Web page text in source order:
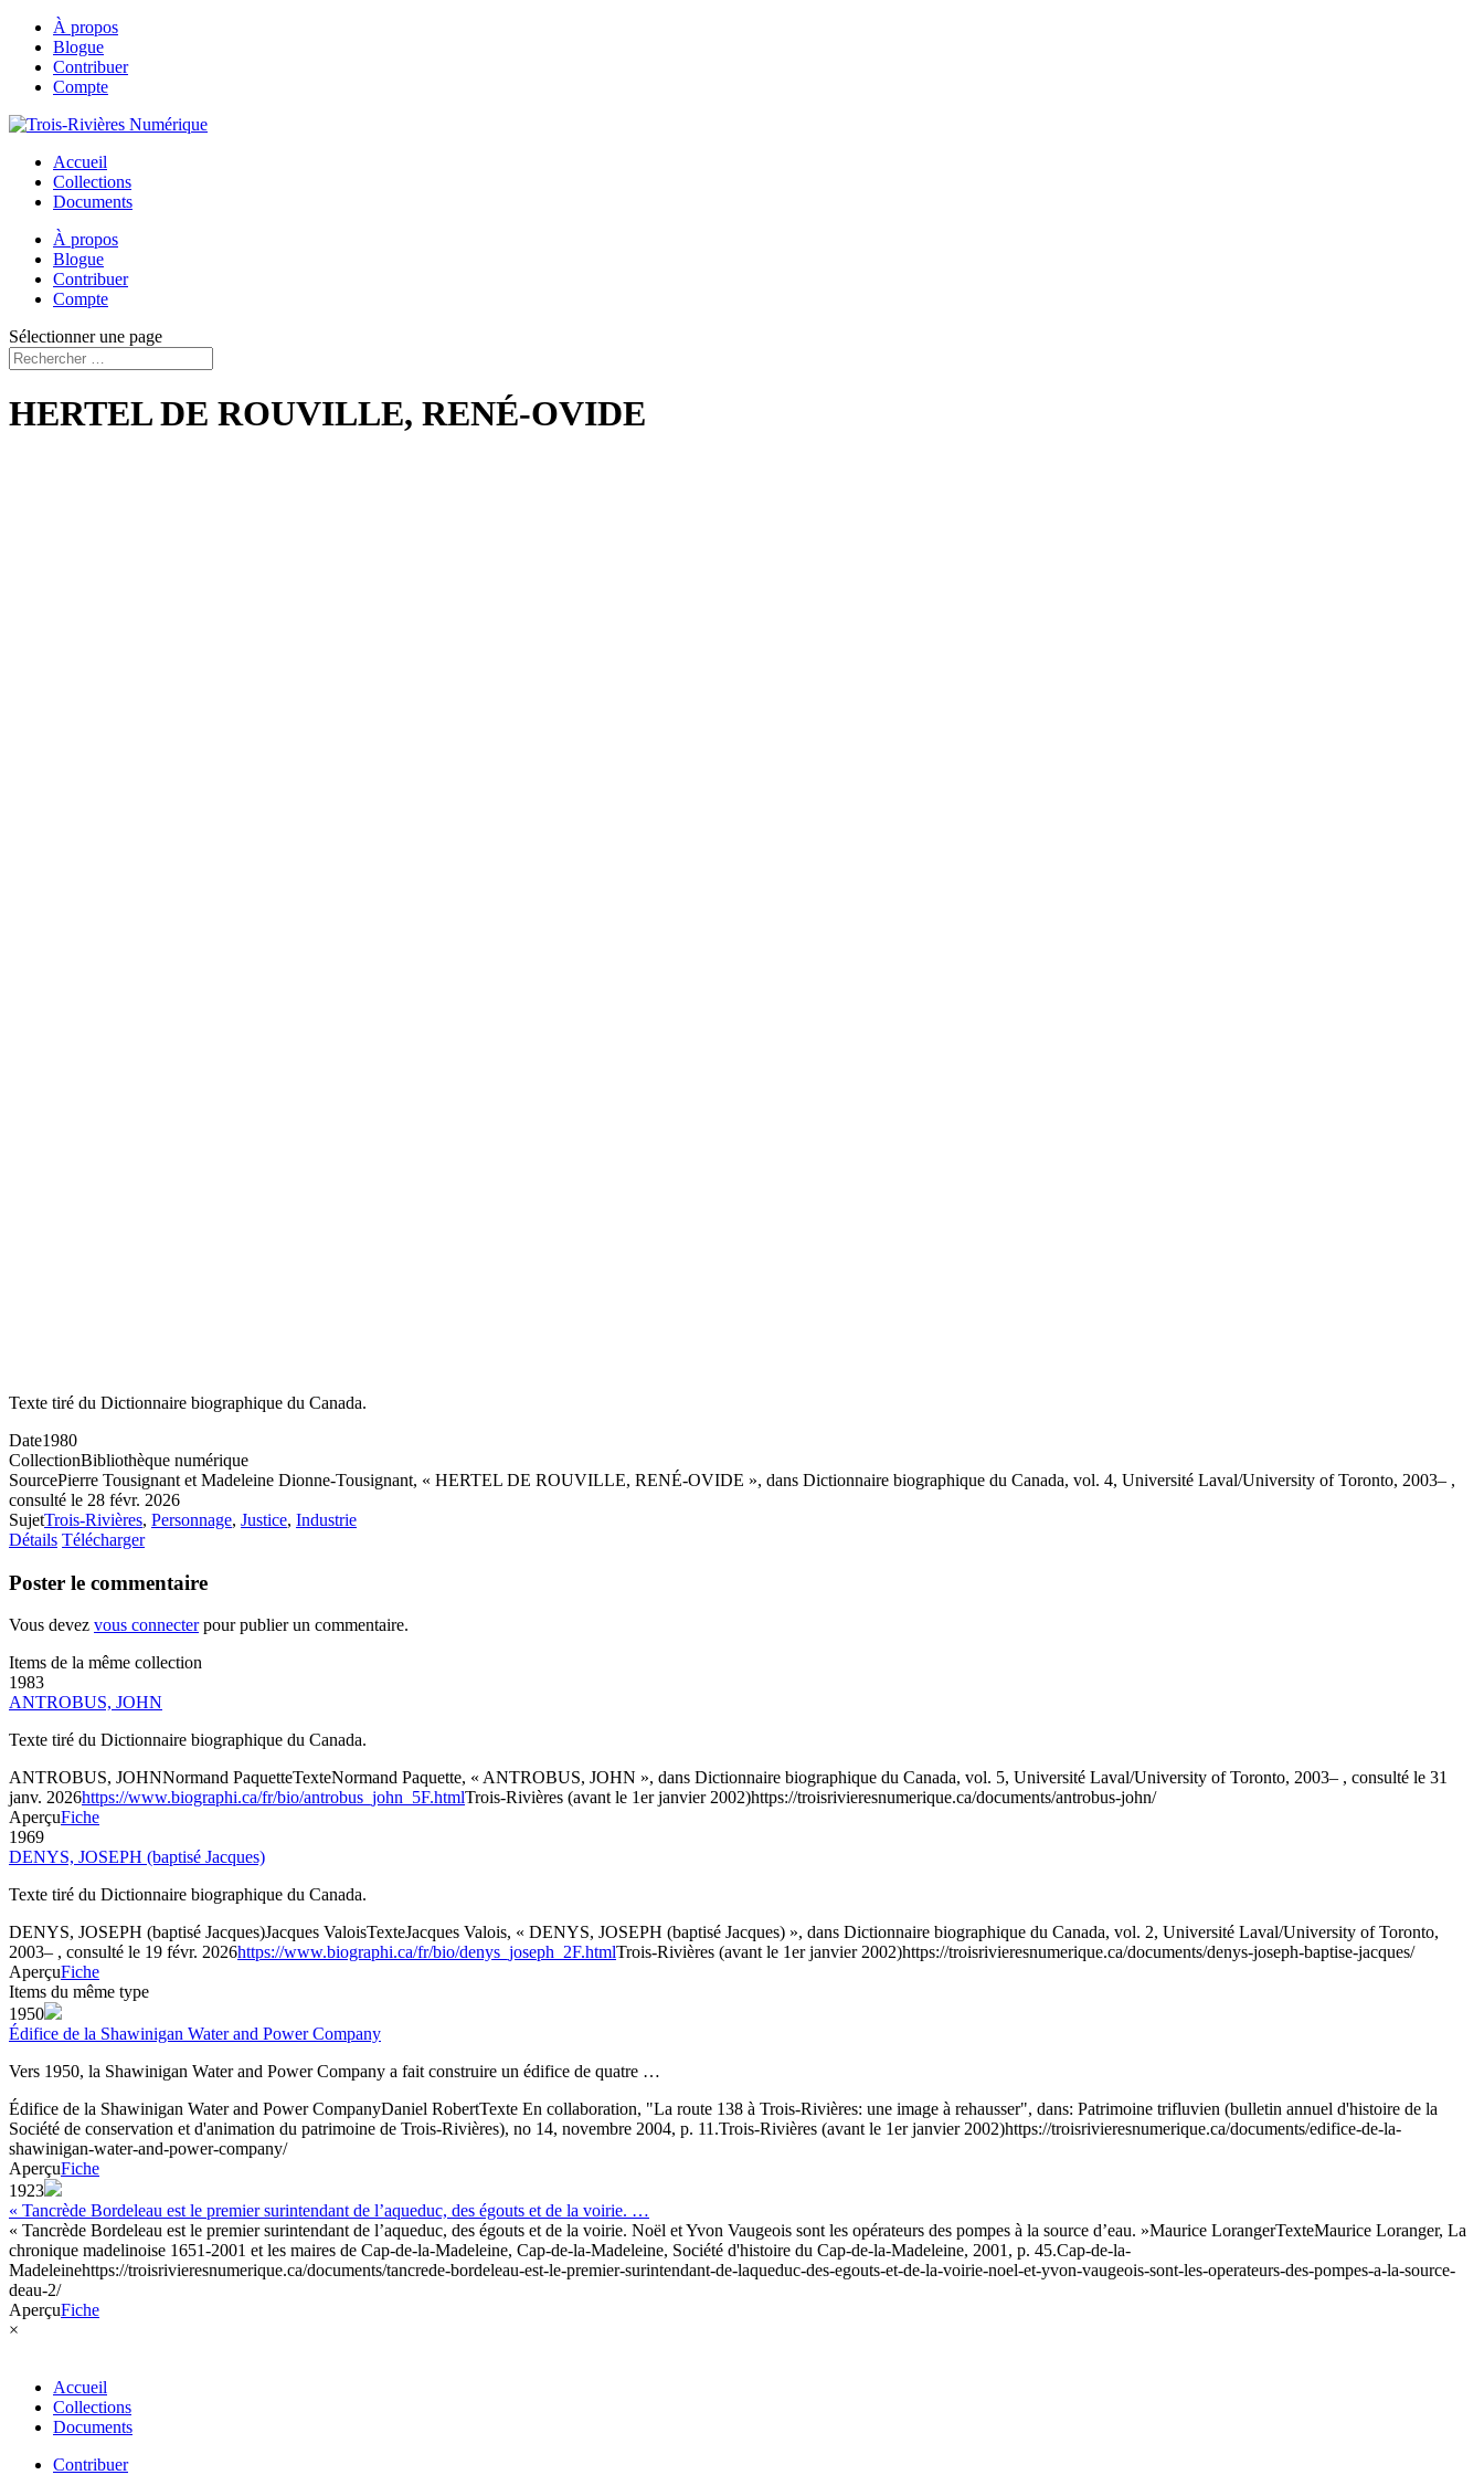
À propos
Blogue
Contribuer
Compte
Accueil
Collections
Documents
À propos
Blogue
Contribuer
Compte
Sélectionner une page
HERTEL DE ROUVILLE, RENÉ-OVIDE
Texte tiré du Dictionnaire biographique du Canada.
Date1980
CollectionBibliothèque numérique
SourcePierre Tousignant et Madeleine Dionne-Tousignant, « HERTEL DE ROUVILLE, RENÉ-OVIDE », dans Dictionnaire biographique du Canada, vol. 4, Université Laval/University of Toronto, 2003– ,
consulté le 28 févr. 2026
SujetTrois-Rivières, Personnage, Justice, Industrie
Détails Télécharger
Poster le commentaire
Vous devez vous connecterpour publier un commentaire.
Items de la même collection
1983
ANTROBUS, JOHN
Texte tiré du Dictionnaire biographique du Canada.
ANTROBUS, JOHNNormand PaquetteTexteNormand Paquette, « ANTROBUS, JOHN », dans Dictionnaire biographique du Canada, vol. 5, Université Laval/University of Toronto, 2003– , consulté le 31
janv. 2026https://www.biographi.ca/fr/bio/antrobus_john_5F.htmlTrois-Rivières (avant le 1er janvier 2002)https://troisrivieresnumerique.ca/documents/antrobus-john/
AperçuFiche
1969
DENYS, JOSEPH (baptisé Jacques)
Texte tiré du Dictionnaire biographique du Canada.
DENYS, JOSEPH (baptisé Jacques)Jacques ValoisTexteJacques Valois, « DENYS, JOSEPH (baptisé Jacques) », dans Dictionnaire biographique du Canada, vol. 2, Université Laval/University of Toronto,
2003– , consulté le 19 févr. 2026https://www.biographi.ca/fr/bio/denys_joseph_2F.htmlTrois-Rivières (avant le 1er janvier 2002)https://troisrivieresnumerique.ca/documents/denys-joseph-baptise-jacques/
AperçuFiche
Items du même type
1950
Édifice de la Shawinigan Water and Power Company
Vers 1950, la Shawinigan Water and Power Company a fait construire un édifice de quatre …
Édifice de la Shawinigan Water and Power CompanyDaniel RobertTexte En collaboration, "La route 138 à Trois-Rivières: une image à rehausser", dans: Patrimoine trifluvien (bulletin annuel d'histoire de la
Société de conservation et d'animation du patrimoine de Trois-Rivières), no 14, novembre 2004, p. 11.Trois-Rivières (avant le 1er janvier 2002)https://troisrivieresnumerique.ca/documents/edifice-de-la-
shawinigan-water-and-power-company/
AperçuFiche
1923
« Tancrède Bordeleau est le premier surintendant de l’aqueduc, des égouts et de la voirie. …
« Tancrède Bordeleau est le premier surintendant de l’aqueduc, des égouts et de la voirie. Noël et Yvon Vaugeois sont les opérateurs des pompes à la source d’eau. »Maurice LorangerTexteMaurice Loranger, La
chronique madelinoise 1651-2001 et les maires de Cap-de-la-Madeleine, Cap-de-la-Madeleine, Société d'histoire du Cap-de-la-Madeleine, 2001, p. 45.Cap-de-la-
Madeleinehttps://troisrivieresnumerique.ca/documents/tancrede-bordeleau-est-le-premier-surintendant-de-laqueduc-des-egouts-et-de-la-voirie-noel-et-yvon-vaugeois-sont-les-operateurs-des-pompes-a-la-source-
deau-2/
AperçuFiche
×
Accueil
Collections
Documents
Contribuer